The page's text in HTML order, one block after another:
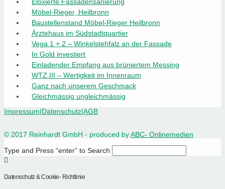
Möbel-Rieger, Heilbronn
Baustellenstand Möbel-Rieger Heilbronn
Ärztehaus im Südstadtquartier
Vega 1 + 2 – Winkelstehfalz an der Fassade
In Gold investiert
Einladender Empfang aus brüniertem Messing
WTZ.III – Wertigkeit im Innenraum
Ganz nach unserem Geschmack
Gleichmässig ungleichmässig
Impressum|Datenschutz|AGB
© 2017 Reinhardt GmbH - produced byABC- Onlinemedien
Type and Press “enter” to Search
Datenschutz & Cookie- Richtlinie